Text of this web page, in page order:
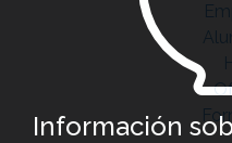
Información